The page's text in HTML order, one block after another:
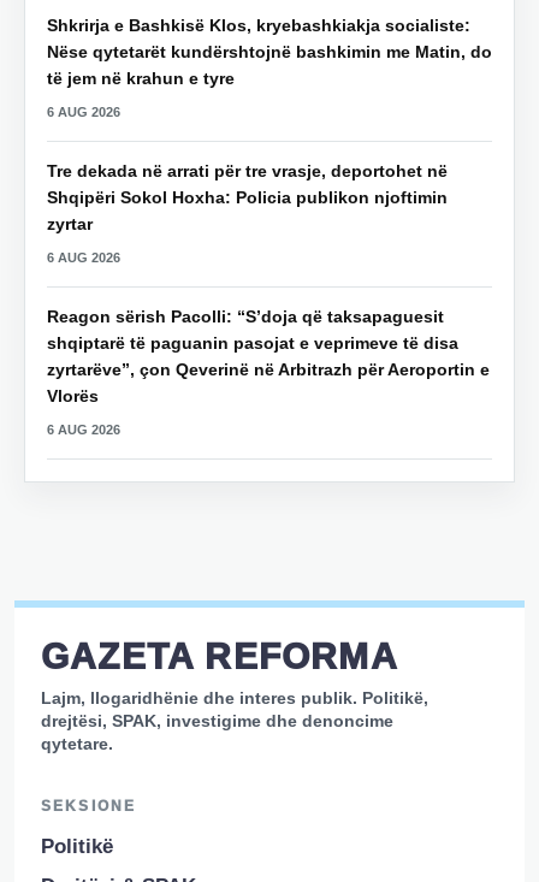
Shkrirja e Bashkisë Klos, kryebashkiakja socialiste:
Nëse qytetarët kundërshtojnë bashkimin me Matin, do
të jem në krahun e tyre
6 AUG 2026
Tre dekada në arrati për tre vrasje, deportohet në
Shqipëri Sokol Hoxha: Policia publikon njoftimin
zyrtar
6 AUG 2026
Reagon sërish Pacolli: “S’doja që taksapaguesit
shqiptarë të paguanin pasojat e veprimeve të disa
zyrtarëve”, çon Qeverinë në Arbitrazh për Aeroportin e
Vlorës
6 AUG 2026
GAZETA REFORMA
Lajm, llogaridhënie dhe interes publik. Politikë,
drejtësi, SPAK, investigime dhe denoncime
qytetare.
SEKSIONE
Politikë